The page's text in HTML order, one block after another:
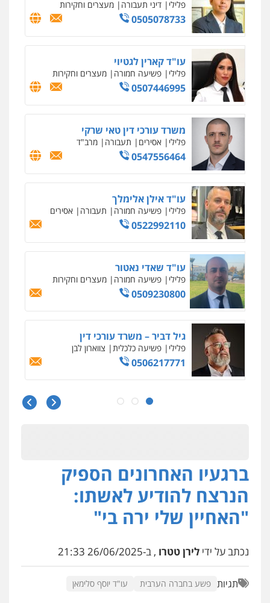
וחקירות
0542255161
גל דהן – משרד עורך דין פלילי
פלילי פשיעה חמורה סמים מעצרים
וחקירות
0544723840
עו"ד ראוף נג'אר
פלילי עורכי דין לענייני אסירים מעצרים
סמים רכוש
0548009246
דוד אפרים משרד עורכי דין
פלילי צווארון לבן מס הכנסה מע"מ
0506209859
עדי כרמלי – חברת עו"ד
פלילי כלכלי עורכי דין לענייני אסירים
0525060666
גיא זהבי משרד עורכי דין
פלילי משפחה
503456449
עו"ד איהאב ג'לג'ולי
עורכי דין לענייני
אייל בן שושן, עורך דין פלילי
פלילי מעצרים וחקירות פשיעה חמורה
נוער רישום פלילי
0522763105
פלילי צבאי מעצרים וחקירות
ברגעיו האחרונים הספיק
הנרצח להודיע לאשתו:
"האחיין שלי ירה בי"
נכתב על ידי לירן טטרו , ב-26/06/2025 21:33
תגיות פשע בחברה הערבית עו"ד יוסף סלימאן